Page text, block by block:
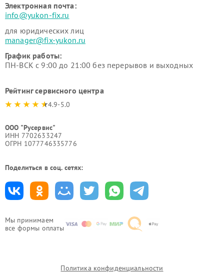
Мы принимаем
все формы оплаты
Электронная почта:
info@yukon-fix.ru
для юридических лиц
manager@fix-yukon.ru
График работы:
ПН-ВСК с 9:00 до 21:00 без перерывов и выходных
Рейтинг сервисного центра
4.9-5.0
ООО "Русервис"
ИНН 7702633247
ОГРН 1077746335776
Поделиться в соц. сетях:
Политика конфиденциальности